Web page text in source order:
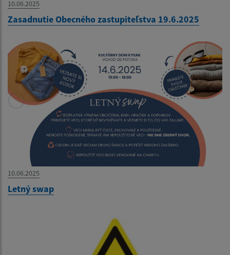
10.06.2025
Zasadnutie Obecného zastupiteľstva 19.6.2025
10.06.2025
Letný swap